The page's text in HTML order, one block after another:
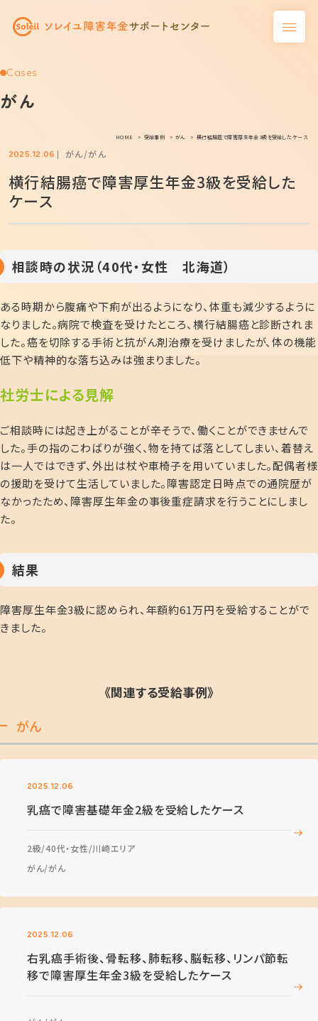
Cases
がん
HOME 受給事例 がん 横行結腸癌で障害厚生年金3級を受給したケース
2025.12.06 がん がん
横行結腸癌で障害厚生年金3級を受給した
ケース
相談時の状況（40代・女性 北海道）
ある時期から腹痛や下痢が出るようになり、体重も減少するように
なりました。病院で検査を受けたところ、横行結腸癌と診断されま
した。癌を切除する手術と抗がん剤治療を受けましたが、体の機能
低下や精神的な落ち込みは強まりました。
社労士による見解
ご相談時には起き上がることが辛そうで、働くことができませんで
した。手の指のこわばりが強く、物を持てば落としてしまい、着替え
は一人ではできず、外出は杖や車椅子を用いていました。配偶者様
の援助を受けて生活していました。障害認定日時点での通院歴が
なかったため、障害厚生年金の事後重症請求を行うことにしまし
た。
結果
障害厚生年金3級に認められ、年額約61万円を受給することがで
きました。
《関連する受給事例》
がん
2025.12.06
乳癌で障害基礎年金2級を受給したケース
2級 40代・女性 川崎エリア
がん がん
2025.12.06
右乳癌手術後、骨転移、肺転移、脳転移、リンパ節転
移で障害厚生年金3級を受給したケース